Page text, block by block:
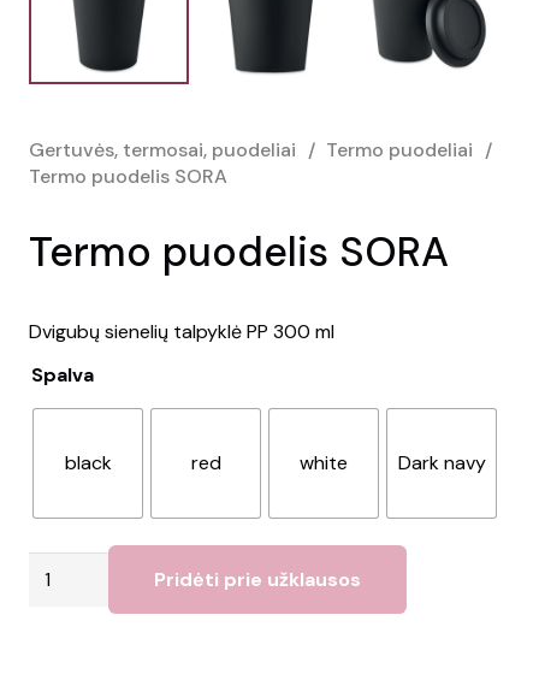
Gertuvės, termosai, puodeliai / Termo puodeliai /
Termo puodelis SORA
Termo puodelis SORA
Dvigubų sienelių talpyklė PP 300 ml
Spalva
black red white Dark navy
produkto
Pridėti prie užklausos